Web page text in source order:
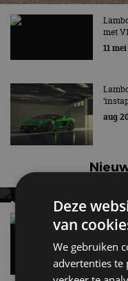
met
11 mei
aug
MET KORTING
AUTORAI REGELT
EV Experience 2026
moet
28
Deze
van
We gebruiken
advertenties te